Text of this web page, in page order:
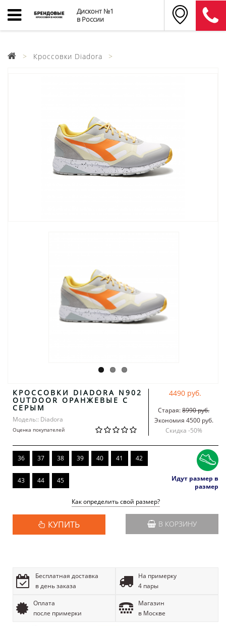
Дисконт №1
в России
Кроссовки Diadora
КРОССОВКИ DIADORA N902
OUTDOOR ОРАНЖЕВЫЕ С
СЕРЫМ
Модель:: Diadora
Оценка покупателей
4490 руб.
Старая:8990 руб.
Экономия 4500 руб.
Скидка -50%
36 37 38 39 40 41 42
43 44 45
Идут размер в
размер
Как определить свой размер?
КУПИТЬ В КОРЗИНУ
Бесплатная доставка
в день заказа
На примерку
4 пары
Оплата
после примерки
Магазин
в Москве